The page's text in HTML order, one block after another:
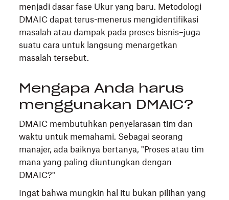
menjadi dasar fase Ukur yang baru. Metodologi
DMAIC dapat terus-menerus mengidentifikasi
masalah atau dampak pada proses bisnis–juga
suatu cara untuk langsung menargetkan
masalah tersebut.
Mengapa Anda harus
menggunakan DMAIC?
DMAIC membutuhkan penyelarasan tim dan
waktu untuk memahami. Sebagai seorang
manajer, ada baiknya bertanya, "Proses atau tim
mana yang paling diuntungkan dengan
DMAIC?"
Ingat bahwa mungkin hal itu bukan pilihan yang